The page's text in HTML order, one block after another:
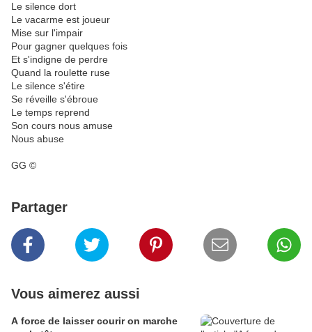
Le silence dort
Le vacarme est joueur
Mise sur l'impair
Pour gagner quelques fois
Et s'indigne de perdre
Quand la roulette ruse
Le silence s'étire
Se réveille s'ébroue
Le temps reprend
Son cours nous amuse
Nous abuse
GG ©
Partager
Vous aimerez aussi
A force de laisser courir on marche